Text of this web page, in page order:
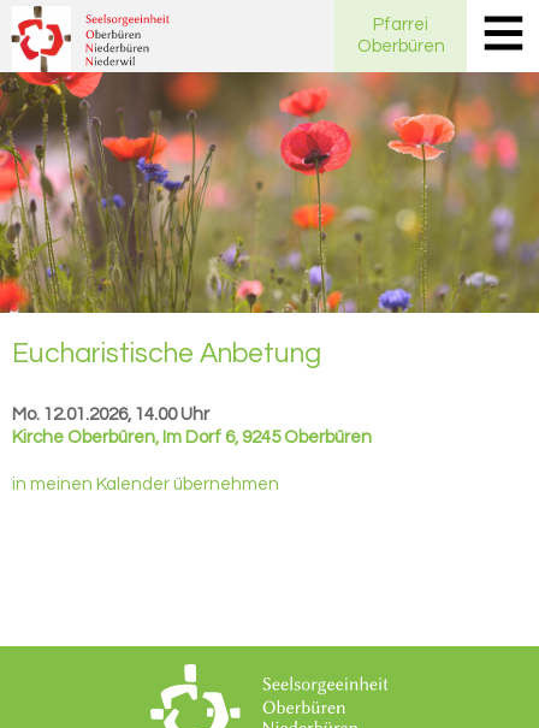
Pfarrei
Oberbüren
Eu­cha­ris­ti­sche An­be­tung
Mo. 12.01.2026, 14.00 Uhr
Kirche Oberbüren, Im Dorf 6, 9245 Oberbüren
in meinen Kalender übernehmen